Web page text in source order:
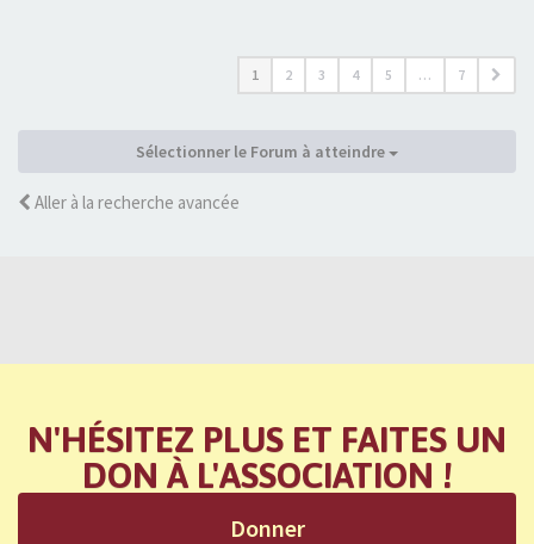
1 2 3 4 5 … 7
Sélectionner le Forum à atteindre
Aller à la recherche avancée
N'HÉSITEZ PLUS ET FAITES UN
DON À L'ASSOCIATION !
Donner